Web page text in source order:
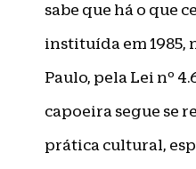
sabe que há o que
instituída em 1985,
Paulo, pela Lei nº
capoeira segue se
prática cultural,